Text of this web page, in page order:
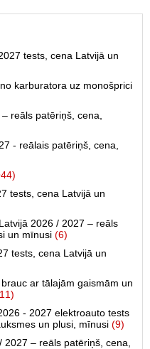
tests, cena Latvijā un
karburatora uz monošprici
reāls patēriņš, cena,
- reālais patēriņš, cena,
tests, cena Latvijā un
2026 / 2027 – reāls
un mīnusi (6)
tests, cena Latvijā un
ar tālajām gaismām un
- 2027 elektroauto tests
un plusi, mīnusi (9)
– reāls patēriņš, cena,